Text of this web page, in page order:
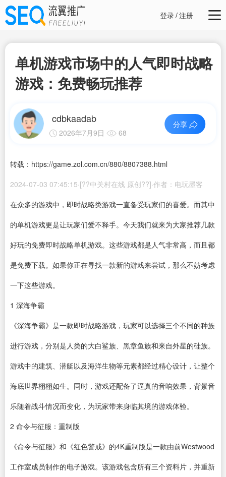
登录/注册
单机游戏市场中的人气即时战略
游戏：免费畅玩推荐
cdbkaadab
2026年7月9日 68
分享
转载：https://game.zol.com.cn/880/8807388.html
2024-07-03 07:45:15·[??中关村在线 原创??]·作者：电玩墨客
在众多的游戏中，即时战略类游戏一直备受玩家们的喜爱。而其中
的单机游戏更是让玩家们爱不释手。今天我们就来为大家推荐几款
好玩的免费即时战略单机游戏。这些游戏都是人气非常高，而且都
是免费下载。如果你正在寻找一款新的游戏来尝试，那么不妨考虑
一下这些游戏。
1 深海争霸
《深海争霸》是一款即时战略游戏，玩家可以选择三个不同的种族
进行游戏，分别是人类的大白鲨族、黑章鱼族和来自外星的硅族。
游戏中的建筑、潜艇以及海洋生物等元素都经过精心设计，让整个
海底世界栩栩如生。同时，游戏还配备了逼真的音响效果，背景音
乐随着战斗情况而变化，为玩家带来身临其境的游戏体验。
2 命令与征服：重制版
《命令与征服》和《红色警戒》的4K重制版是一款由前Westwood
工作室成员制作的电子游戏。该游戏包含所有三个资料片，并重新